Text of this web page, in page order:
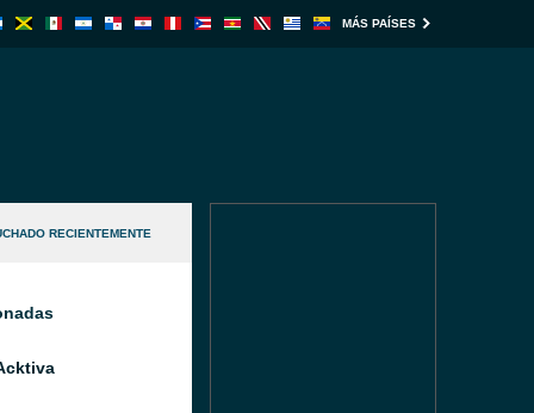
MÁS PAÍSES
RECIENTEMENTE